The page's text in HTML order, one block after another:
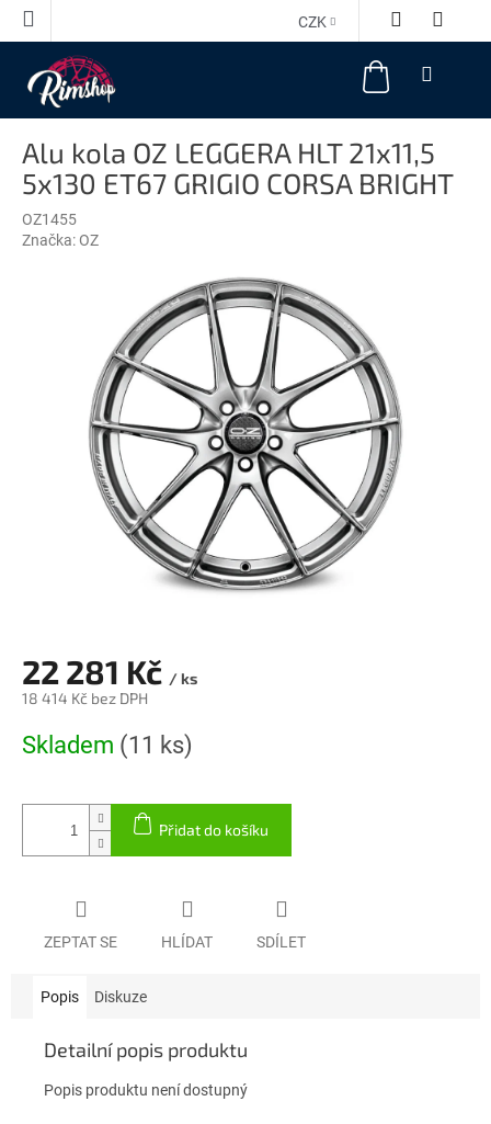
Přejít
CZK
NÁKUPNÍ
KOŠÍK
Alu kola OZ LEGGERA HLT 21x11,5
5x130 ET67 GRIGIO CORSA BRIGHT
OZ1455
Značka: OZ
22 281 Kč / ks
18 414 Kč bez DPH
cena:
Skladem (11 ks)
Přidat do košíku
ZEPTAT SE HLÍDAT SDÍLET
Popis Diskuze
Detailní popis produktu
Popis produktu není dostupný